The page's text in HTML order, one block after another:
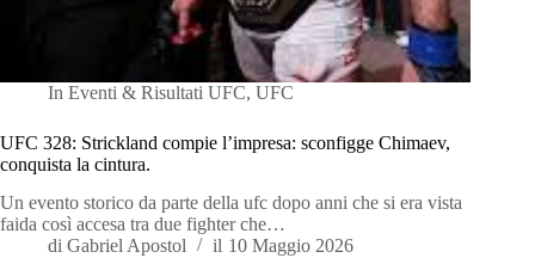
In Eventi & Risultati UFC,UFC
UFC 328: Strickland compie l’impresa: sconfigge Chimaev,
conquista la cintura.
Un evento storico da parte della ufc dopo anni che si era vista
faida così accesa tra due fighter che…
di Gabriel Apostol il 10 Maggio 2026